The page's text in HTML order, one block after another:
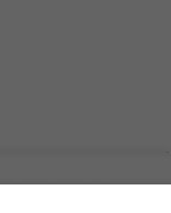
--------------------------------------------------------------------------  891
                                                                                      
Sbjct  979  TTTACTAAATGCTCAGTGCTATTTATATACTACAGTAATTTTCTGTTAAGAAGGCAGTTGTAAAGAATGTGTTT  1052

Query  892  --------------------------------------------------------------------------  891
                                                                                      
Sbjct 1053  ATATAAACCTAAAAATGCCTTTTACTGCTAAGTGGGGAGATGGGGGAAATCCATGGAAGAGAGATTTAAGACTT  1126

Query  892  --------------------------------------------------------------------------  891
                                                                                      
Sbjct 1127  ATTGATTGTACATCAGTCTCTTCATATCACATATACATGTATATATATAAAACTCTAATGTAGTATAACCTTGT  1200

Query  892  --------------------------------------------------------------------------  891
                                                                                      
Sbjct 1201  TAAATAAACCATGATGATTTATTAAACTTGCATATGAAGATTCTAACTTCATTTTGTTATACTCACAGTGGATA  1274

Query  892  --------------------------------------------------------------------------  891
                                                                                      
Sbjct 1275  TATTGTTTAAGAACTCAGTTTCTAGTTAACTCCTTACTGGTGATAGCAAAGTCACAGCATATGTAGCTGACCGA  1348

Query  892  --------------------------------------------------------------------------  891
                                                                                      
Sbjct 1349  AGCAGATTATTTTGACTTTGTTTATATTGTCGAATTGGATTTTGCTGTACATTCCAGTGGGCTATTTGAATTGT  1422

Query  892  --------------------------------------------------------------------------  891
                                                                                      
Sbjct 1423  TTTATCTGCTGTAATATCCTTCTGATGAATCTTGCTTAAAATATGTCATTCTCCAAAGTTCAGCAATATTTCTT  1496

Query  892  --------------------------------------------------------------------------  891
                                                                                      
Sbjct 1497